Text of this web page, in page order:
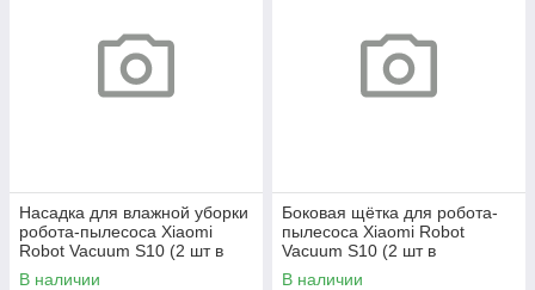
Насадка для влажной уборки
робота-пылесоса Xiaomi
Robot Vacuum S10 (2 шт в
комплекте)
В наличии
Боковая щётка для робота-
пылесоса Xiaomi Robot
Vacuum S10 (2 шт в
комплекте)
В наличии